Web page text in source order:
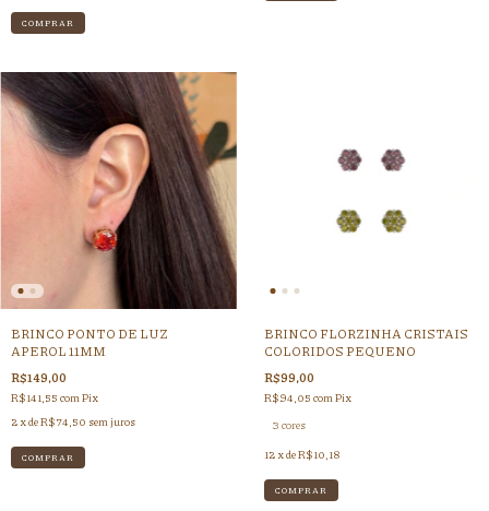
COMPRAR
BRINCO PONTO DE LUZ
APEROL 11MM
R$149,00
R$141,55 com Pix
2 x deR$74,50 sem juros
COMPRAR
BRINCO FLORZINHA CRISTAIS
COLORIDOS PEQUENO
R$99,00
R$94,05 com Pix
3 cores
12 x deR$10,18
COMPRAR